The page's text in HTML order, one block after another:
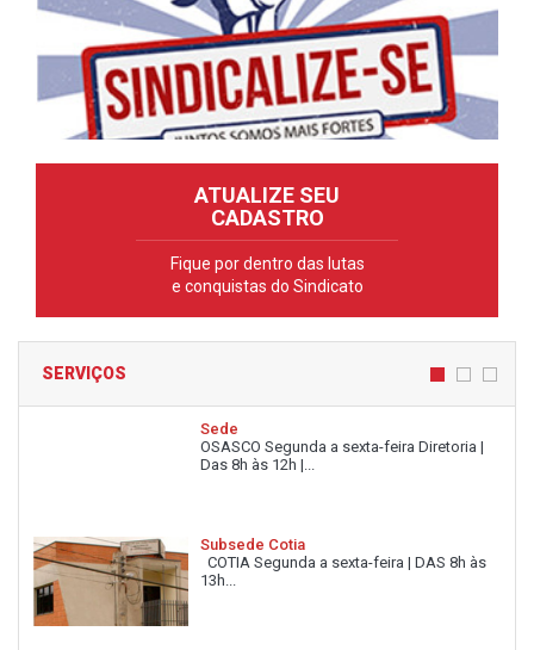
ATUALIZE SEU
CADASTRO
Fique por dentro das lutas
e conquistas do Sindicato
SERVIÇOS
Sede
OSASCO Segunda a sexta-feira Diretoria |
Das 8h às 12h |...
Subsede Cotia
COTIA Segunda a sexta-feira | DAS 8h às
13h...